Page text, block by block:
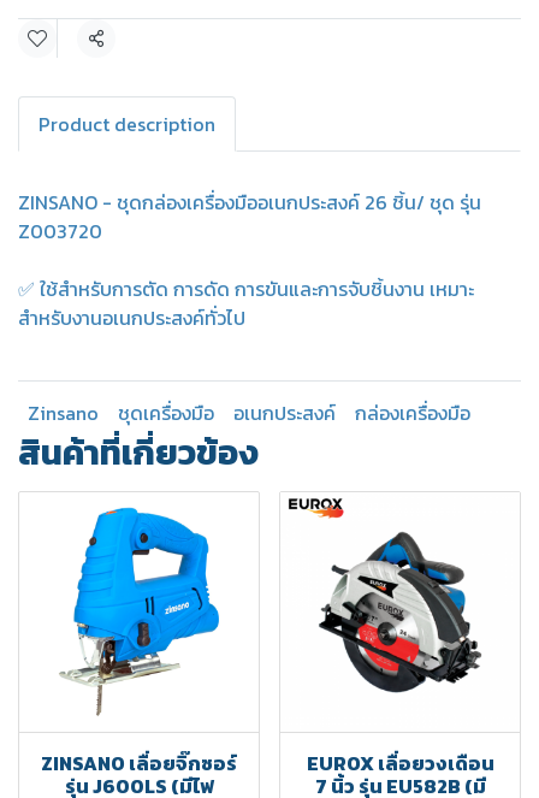
แชร์
Product description
ZINSANO - ชุดกล่องเครื่องมืออเนกประสงค์ 26 ชิ้น/ ชุด รุ่น
Z003720
✅ ใช้สำหรับการตัด การดัด การขันและการจับชิ้นงาน เหมาะ
สำหรับงานอเนกประสงค์ทั่วไป
Zinsano ชุดเครื่องมือ อเนกประสงค์ กล่องเครื่องมือ
สินค้าที่เกี่ยวข้อง
ZINSANO เลื่อยจิ๊กซอร์
รุ่น J600LS (มีไฟ
EUROX เลื่อยวงเดือน
7 นิ้ว รุ่น EU582B (มี